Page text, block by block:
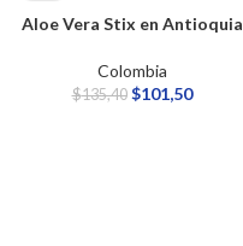
Aloe Vera Stix en Antioquia
Colombia
$135,40 $101,50